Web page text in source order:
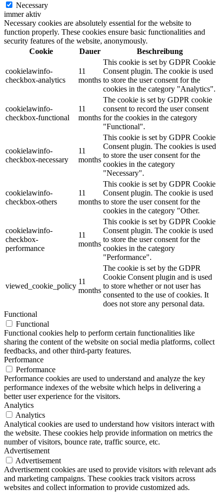
Necessary
immer aktiv
Necessary cookies are absolutely essential for the website to
function properly. These cookies ensure basic functionalities and
security features of the website, anonymously.
Cookie
Dauer Beschreibung
cookielawinfo-
checkbox-analytics
11
months
This cookie is set by GDPR Cookie
Consent plugin. The cookie is used
to store the user consent for the
cookies in the category "Analytics".
cookielawinfo-
checkbox-functional
11
months
The cookie is set by GDPR cookie
consent to record the user consent
for the cookies in the category
"Functional".
cookielawinfo-
checkbox-necessary
11
months
This cookie is set by GDPR Cookie
Consent plugin. The cookies is used
to store the user consent for the
cookies in the category
"Necessary".
cookielawinfo-
checkbox-others
11
months
This cookie is set by GDPR Cookie
Consent plugin. The cookie is used
to store the user consent for the
cookies in the category "Other.
cookielawinfo-
checkbox-
performance
11
months
This cookie is set by GDPR Cookie
Consent plugin. The cookie is used
to store the user consent for the
cookies in the category
"Performance".
viewed_cookie_policy
11
months
The cookie is set by the GDPR
Cookie Consent plugin and is used
to store whether or not user has
consented to the use of cookies. It
does not store any personal data.
Functional
Functional
Functional cookies help to perform certain functionalities like
sharing the content of the website on social media platforms, collect
feedbacks, and other third-party features.
Performance
Performance
Performance cookies are used to understand and analyze the key
performance indexes of the website which helps in delivering a
better user experience for the visitors.
Analytics
Analytics
Analytical cookies are used to understand how visitors interact with
the website. These cookies help provide information on metrics the
number of visitors, bounce rate, traffic source, etc.
Advertisement
Advertisement
Advertisement cookies are used to provide visitors with relevant ads
and marketing campaigns. These cookies track visitors across
websites and collect information to provide customized ads.